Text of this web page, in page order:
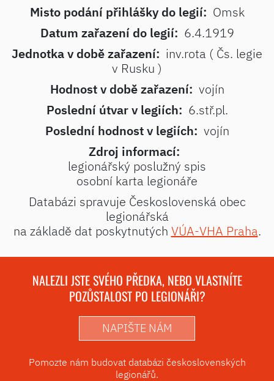
Misto podání přihlášky do legií: Omsk
Datum zařazení do legií: 6.4.1919
Jednotka v době zařazení: inv.rota ( Čs. legie
v Rusku )
Hodnost v době zařazení: vojín
Poslední útvar v legiích: 6.stř.pl.
Poslední hodnost v legiích: vojín
Zdroj informací:
legionářský poslužný spis
osobní karta legionáře
Databázi spravuje Československá obec
legionářská
na základě dat poskytnutých VÚA-VHA Praha.
NALEZLI JSTE SVÉHO PŘEDKA, NEBO VLASTNÍTE
POZŮSTALOST PO LEGIONÁŘI?
NAPIŠTE NÁM
Pomozte nám budovat databázi československých
legionářů.